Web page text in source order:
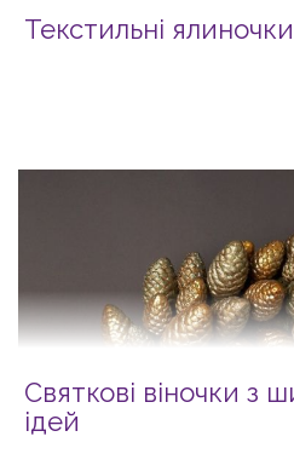
Текстильні
Святкові віночки з
ідей